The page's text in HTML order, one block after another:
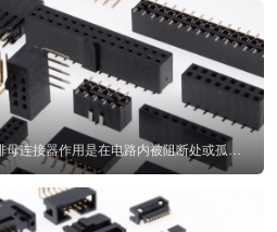
排母连接器Female Header，排母连接器作用是在电路内被阻断处或孤立不通...